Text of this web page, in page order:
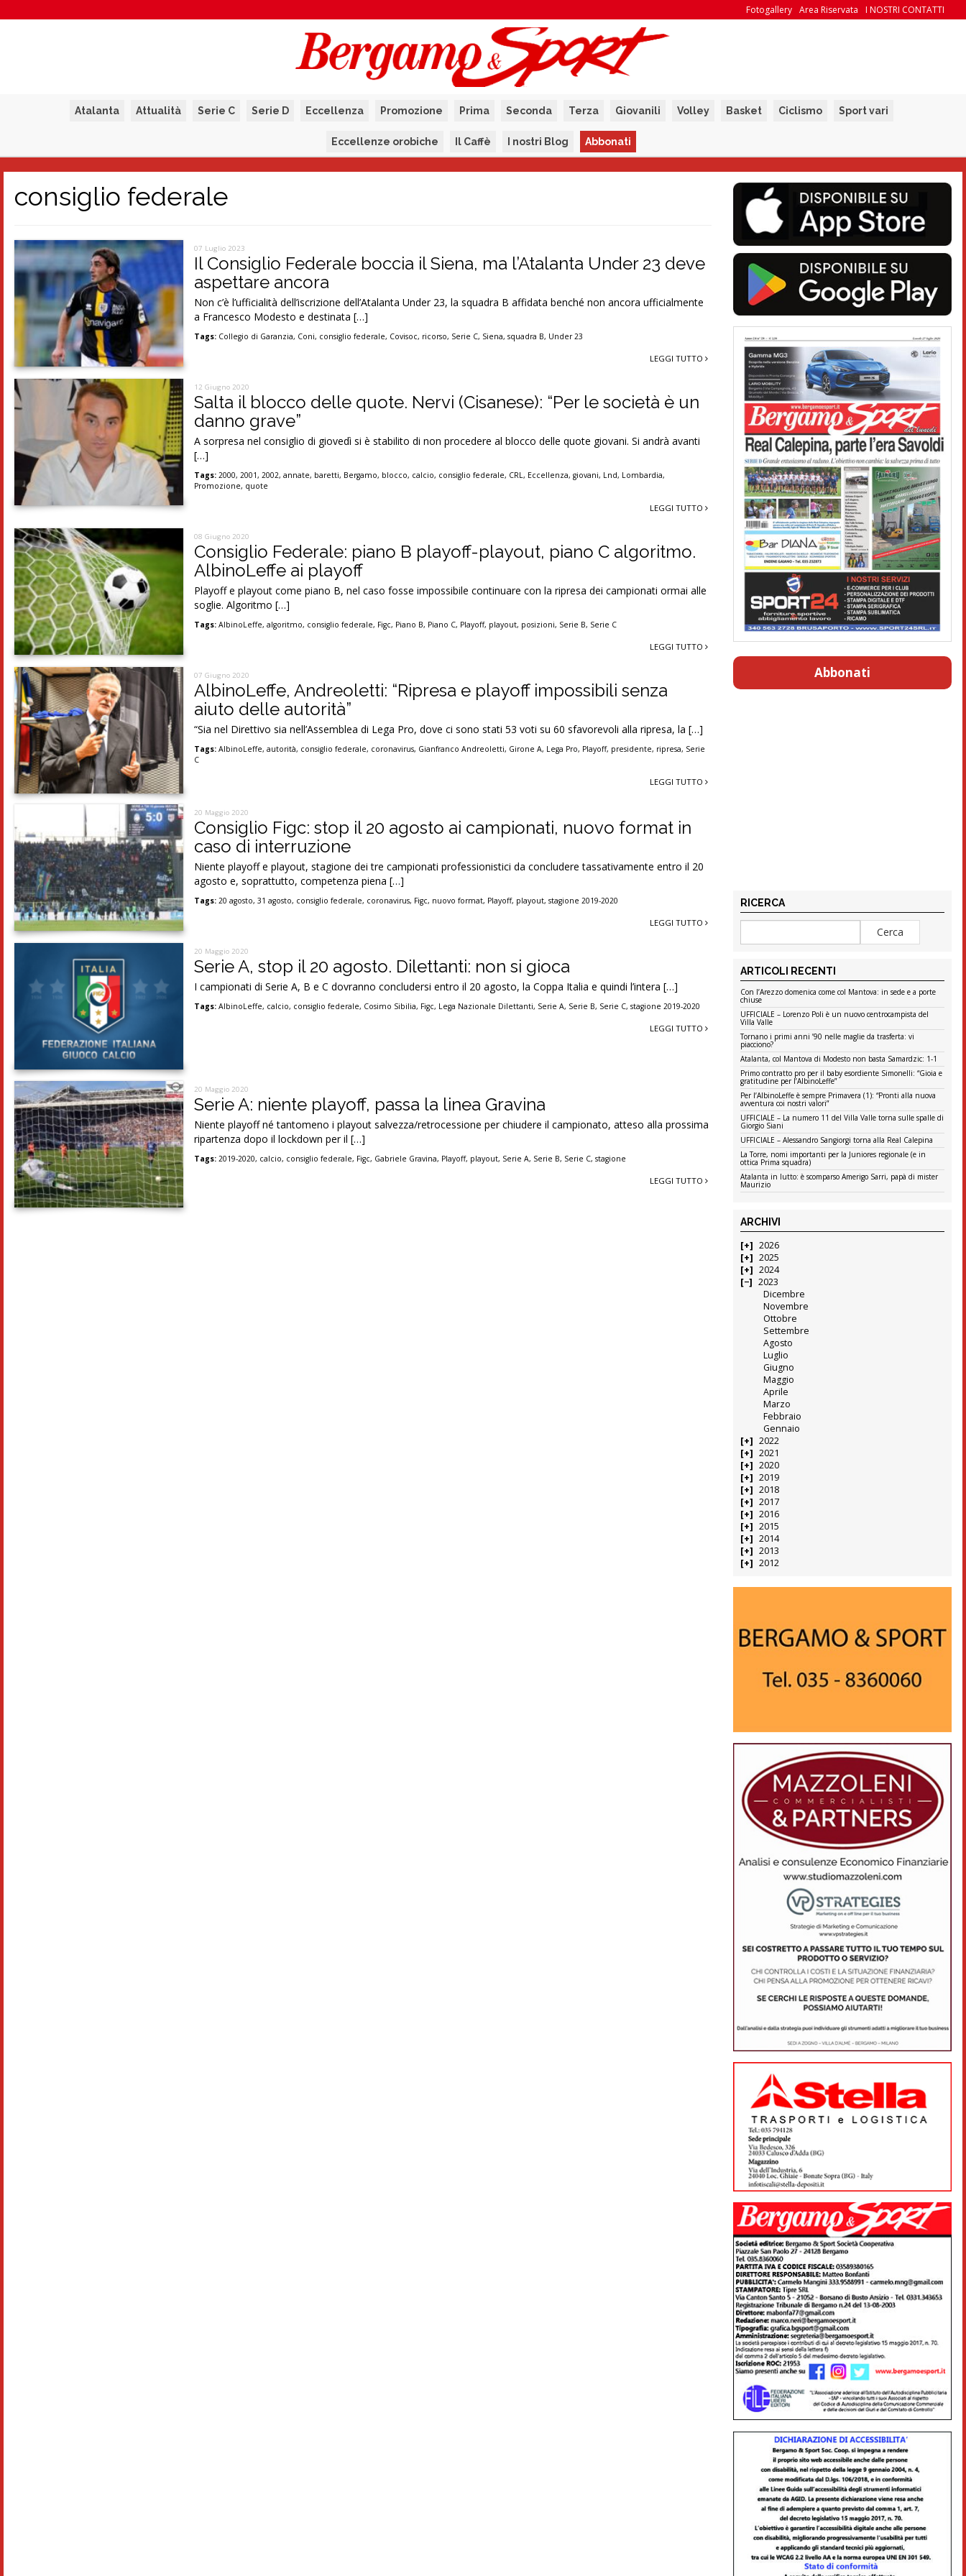
I NOSTRI CONTATTI
Area Riservata
Fotogallery
Atalanta Attualità Serie C Serie D Eccellenza Promozione Prima Seconda Terza Giovanili Volley Basket Ciclismo Sport vari
Eccellenze orobiche Il Caffè I nostri Blog Abbonati
consiglio federale
07 Luglio 2023
Il Consiglio Federale boccia il Siena, ma l’Atalanta Under 23 deve
aspettare ancora
Non c’è l’ufficialità dell’iscrizione dell’Atalanta Under 23, la squadra B affidata benché non ancora ufficialmente
a Francesco Modesto e destinata […]
Tags: Collegio di Garanzia, Coni, consiglio federale, Covisoc, ricorso, Serie C, Siena,squadra B, Under 23
LEGGI TUTTO
12 Giugno 2020
Salta il blocco delle quote. Nervi (Cisanese): “Per le società è un
danno grave”
A sorpresa nel consiglio di giovedì si è stabilito di non procedere al blocco delle quote giovani. Si andrà avanti
[…]
Tags: 2000,2001,2002,annate, baretti, Bergamo, blocco, calcio, consiglio federale, CRL, Eccellenza,giovani, Lnd, Lombardia,
Promozione, quote
LEGGI TUTTO
08 Giugno 2020
Consiglio Federale: piano B playoff-playout, piano C algoritmo.
AlbinoLeffe ai playoff
Playoff e playout come piano B, nel caso fosse impossibile continuare con la ripresa dei campionati ormai alle
soglie. Algoritmo […]
Tags: AlbinoLeffe,algoritmo, consiglio federale, Figc, Piano B, Piano C, Playoff, playout, posizioni, Serie B, Serie C
LEGGI TUTTO
07 Giugno 2020
AlbinoLeffe, Andreoletti: “Ripresa e playoff impossibili senza
aiuto delle autorità”
“Sia nel Direttivo sia nell’Assemblea di Lega Pro, dove ci sono stati 53 voti su 60 sfavorevoli alla ripresa, la […]
Tags: AlbinoLeffe,autorità, consiglio federale, coronavirus, Gianfranco Andreoletti, Girone A, Lega Pro, Playoff, presidente, ripresa, Serie
C
LEGGI TUTTO
20 Maggio 2020
Consiglio Figc: stop il 20 agosto ai campionati, nuovo format in
caso di interruzione
Niente playoff e playout, stagione dei tre campionati professionistici da concludere tassativamente entro il 20
agosto e, soprattutto, competenza piena […]
Tags: 20 agosto,31 agosto, consiglio federale, coronavirus, Figc, nuovo format, Playoff, playout,stagione 2019-2020
LEGGI TUTTO
20 Maggio 2020
Serie A, stop il 20 agosto. Dilettanti: non si gioca
I campionati di Serie A, B e C dovranno concludersi entro il 20 agosto, la Coppa Italia e quindi l’intera […]
Tags: AlbinoLeffe, calcio, consiglio federale, Cosimo Sibilia, Figc, Lega Nazionale Dilettanti, Serie A, Serie B, Serie C,stagione 2019-2020
LEGGI TUTTO
20 Maggio 2020
Serie A: niente playoff, passa la linea Gravina
Niente playoff né tantomeno i playout salvezza/retrocessione per chiudere il campionato, atteso alla prossima
ripartenza dopo il lockdown per il […]
Tags: 2019-2020, calcio, consiglio federale, Figc, Gabriele Gravina, Playoff, playout, Serie A, Serie B, Serie C,stagione
LEGGI TUTTO
Abbonati
RICERCA
ARTICOLI RECENTI
Con l’Arezzo domenica come col Mantova: in sede e a porte
chiuse
UFFICIALE – Lorenzo Poli è un nuovo centrocampista del
Villa Valle
Tornano i primi anni ’90 nelle maglie da trasferta: vi
piacciono?
Atalanta, col Mantova di Modesto non basta Samardzic: 1-1
Primo contratto pro per il baby esordiente Simonelli: “Gioia e
gratitudine per l’AlbinoLeffe”
Per l’AlbinoLeffe è sempre Primavera (1): “Pronti alla nuova
avventura coi nostri valori”
UFFICIALE – La numero 11 del Villa Valle torna sulle spalle di
Giorgio Siani
UFFICIALE – Alessandro Sangiorgi torna alla Real Calepina
La Torre, nomi importanti per la Juniores regionale (e in
ottica Prima squadra)
Atalanta in lutto: è scomparso Amerigo Sarri, papà di mister
Maurizio
ARCHIVI
2026
2025
2024
2023
Dicembre
Novembre
Ottobre
Settembre
Agosto
Luglio
Giugno
Maggio
Aprile
Marzo
Febbraio
Gennaio
2022
2021
2020
2019
2018
2017
2016
2015
2014
2013
2012